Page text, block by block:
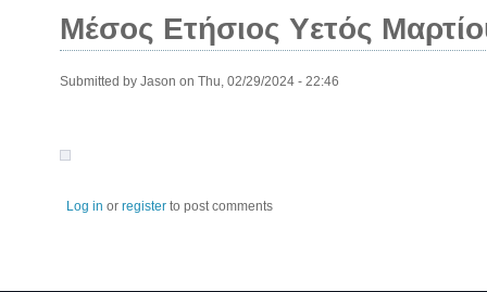
Μέσος Ετήσιος Υετός
Submitted by Jason on Thu, 02/29/2024 - 22:46
Log in or register to post comments